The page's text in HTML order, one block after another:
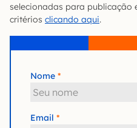
selecionadas para publicação
critérios clicando aqui.
Nome
Email